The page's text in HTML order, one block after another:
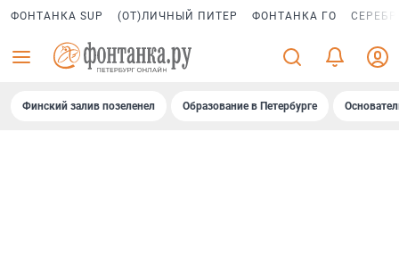
ФОНТАНКА SUP (ОТ)ЛИЧНЫЙ ПИТЕР ФОНТАНКА ГО
Финский залив позеленел Образование в Петербурге